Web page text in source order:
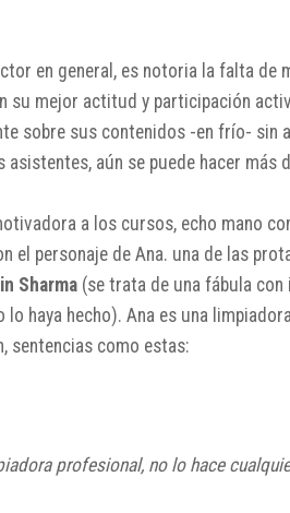
en general, es notoria la falta de
su mejor actitud y participación
sobre sus contenidos -en frío- sin
aún se puede hacer más
a los cursos, echo mano
el personaje de Ana. una de las
Sharma (se trata de una fábula
lo haya hecho). Ana es una
sentencias como estas:
profesional, no lo hace